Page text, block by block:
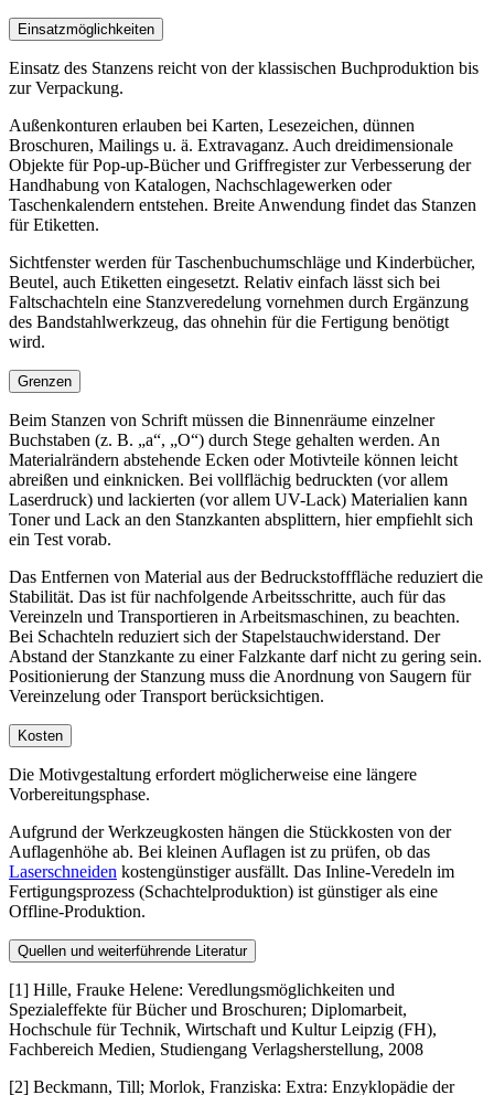
Einsatzmöglichkeiten
Einsatz des Stanzens reicht von der klassischen Buchproduktion bis
zur Verpackung.
Außenkonturen erlauben bei Karten, Lesezeichen, dünnen
Broschuren, Mailings u. ä. Extravaganz. Auch dreidimensionale
Objekte für Pop-up-Bücher und Griffregister zur Verbesserung der
Handhabung von Katalogen, Nachschlagewerken oder
Taschenkalendern entstehen. Breite Anwendung findet das Stanzen
für Etiketten.
Sichtfenster werden für Taschenbuchumschläge und Kinderbücher,
Beutel, auch Etiketten eingesetzt. Relativ einfach lässt sich bei
Faltschachteln eine Stanzveredelung vornehmen durch Ergänzung
des Bandstahlwerkzeug, das ohnehin für die Fertigung benötigt
wird.
Grenzen
Beim Stanzen von Schrift müssen die Binnenräume einzelner
Buchstaben (z. B. „a“, „O“) durch Stege gehalten werden. An
Materialrändern abstehende Ecken oder Motivteile können leicht
abreißen und einknicken. Bei vollflächig bedruckten (vor allem
Laserdruck) und lackierten (vor allem UV-Lack) Materialien kann
Toner und Lack an den Stanzkanten absplittern, hier empfiehlt sich
ein Test vorab.
Das Entfernen von Material aus der Bedruckstofffläche reduziert die
Stabilität. Das ist für nachfolgende Arbeitsschritte, auch für das
Vereinzeln und Transportieren in Arbeitsmaschinen, zu beachten.
Bei Schachteln reduziert sich der Stapelstauchwiderstand. Der
Abstand der Stanzkante zu einer Falzkante darf nicht zu gering sein.
Positionierung der Stanzung muss die Anordnung von Saugern für
Vereinzelung oder Transport berücksichtigen.
Kosten
Die Motivgestaltung erfordert möglicherweise eine längere
Vorbereitungsphase.
Aufgrund der Werkzeugkosten hängen die Stückkosten von der
Auflagenhöhe ab. Bei kleinen Auflagen ist zu prüfen, ob das
Laserschneiden kostengünstiger ausfällt. Das Inline-Veredeln im
Fertigungsprozess (Schachtelproduktion) ist günstiger als eine
Offline-Produktion.
Quellen und weiterführende Literatur
[1] Hille, Frauke Helene: Veredlungsmöglichkeiten und
Spezialeffekte für Bücher und Broschuren; Diplomarbeit,
Hochschule für Technik, Wirtschaft und Kultur Leipzig (FH),
Fachbereich Medien, Studiengang Verlagsherstellung, 2008
[2] Beckmann, Till; Morlok, Franziska: Extra: Enzyklopädie der